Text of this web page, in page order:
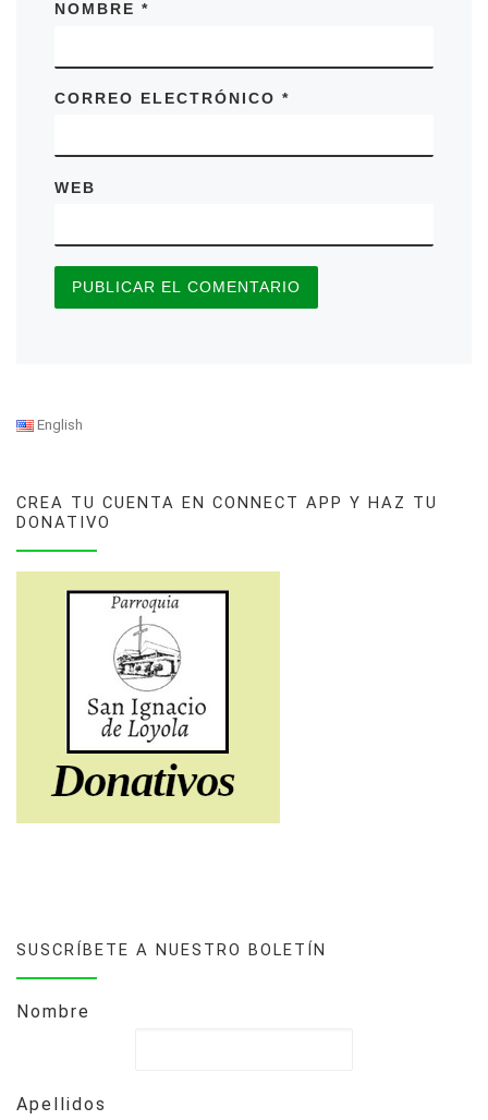
NOMBRE*
CORREO ELECTRÓNICO*
WEB
English
CREA TU CUENTA EN CONNECT APP Y HAZ TU
DONATIVO
SUSCRÍBETE A NUESTRO BOLETÍN
Nombre
Apellidos